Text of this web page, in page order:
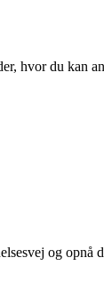
hvor du kan
og opnå